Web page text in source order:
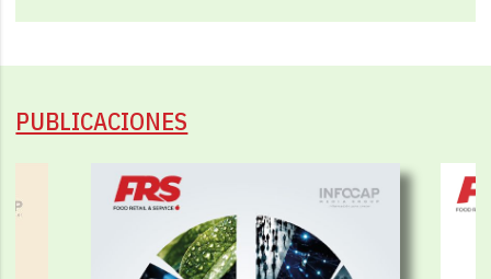
PUBLICACIONES